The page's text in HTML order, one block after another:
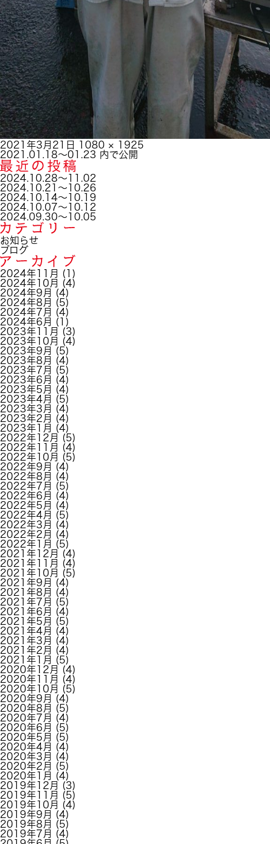
投
稿
日:
2021年3月21日
フ
ル
イ
ズ
1080 × 1925
投
稿
ナ
ビ
ゲ
ー
シ
ョ
ン
2021.01.18～01.23 内で公開
2024.10.28～11.02
2024.10.21～10.26
2024.10.14～10.19
2024.10.07～10.12
2024.09.30～10.05
お知らせ
ブログ
2024年11月
(1)
2024年10月
(4)
2024年9月
(4)
2024年8月
(5)
2024年7月
(4)
2024年6月
(1)
2023年11月
(3)
2023年10月
(4)
2023年9月
(5)
2023年8月
(4)
2023年7月
(5)
2023年6月
(4)
2023年5月
(4)
2023年4月
(5)
2023年3月
(4)
2023年2月
(4)
2023年1月
(4)
2022年12月
(5)
2022年11月
(4)
2022年10月
(5)
2022年9月
(4)
2022年8月
(4)
2022年7月
(5)
2022年6月
(4)
2022年5月
(4)
2022年4月
(5)
2022年3月
(4)
2022年2月
(4)
2022年1月
(5)
2021年12月
(4)
2021年11月
(4)
2021年10月
(5)
2021年9月
(4)
2021年8月
(4)
2021年7月
(5)
2021年6月
(4)
2021年5月
(5)
2021年4月
(4)
2021年3月
(4)
2021年2月
(4)
2021年1月
(5)
2020年12月
(4)
2020年11月
(4)
2020年10月
(5)
2020年9月
(4)
2020年8月
(5)
2020年7月
(4)
2020年6月
(5)
2020年5月
(5)
2020年4月
(4)
2020年3月
(4)
2020年2月
(5)
2020年1月
(4)
2019年12月
(3)
2019年11月
(5)
2019年10月
(4)
2019年9月
(4)
2019年8月
(5)
2019年7月
(4)